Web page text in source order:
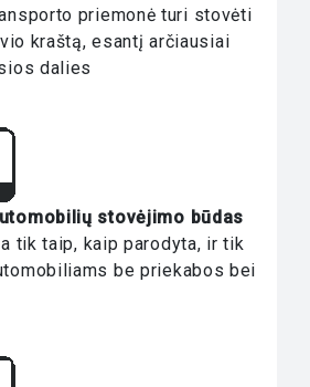
priemonė turi stovėti
kraštą, esantį arčiausiai
dalies
stovėjimo būdas
tik taip, kaip parodyta, ir tik
be priekabos bei